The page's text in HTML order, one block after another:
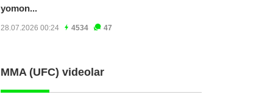
yomon...
28.07.2026 00:24 4534 47
MMA (UFC) videolar